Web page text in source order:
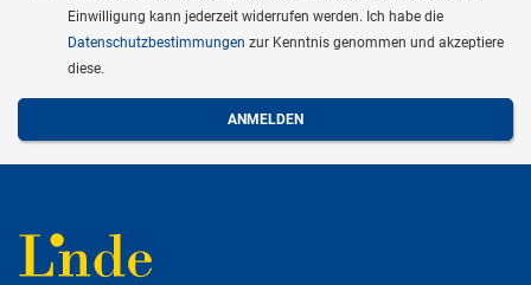
Einwilligung kann jederzeit widerrufen werden. Ich habe die
Datenschutzbestimmungen zur Kenntnis genommen und akzeptiere
diese.